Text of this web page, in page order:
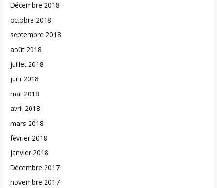
Décembre 2018
octobre 2018
septembre 2018
août 2018
juillet 2018
juin 2018
mai 2018
avril 2018
mars 2018
février 2018
janvier 2018
Décembre 2017
novembre 2017